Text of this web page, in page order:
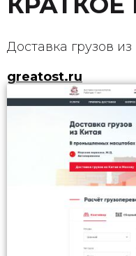
Доставка грузов из
greatost.ru